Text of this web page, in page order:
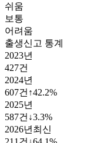
쉬움
보통
어려움
출생신고 통계
2023년
427건
2024년
607건 ↑42.2%
2025년
587건 ↓3.3%
2026년 최신